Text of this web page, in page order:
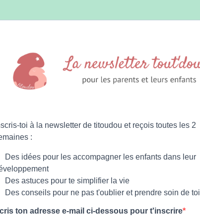
toi à la newsletter de titoudou et reçois toutes les 2
:
Des idées pour les accompagner les enfants dans leur
Des astuces pour te simplifier la vie
Des conseils pour ne pas t'oublier et prendre soin de toi
ton adresse e-mail ci-dessous pour t'inscrire